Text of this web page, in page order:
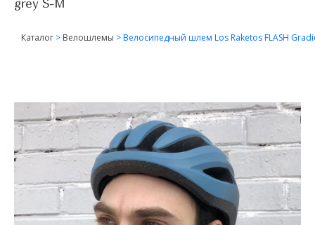
grey S-M
Каталог > Велошлемы >Велосипедный шлем Los Raketos FLASH